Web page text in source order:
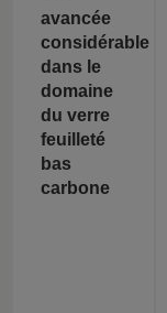
avancée
considérable
dans le
domaine
du verre
feuilleté
bas
carbone